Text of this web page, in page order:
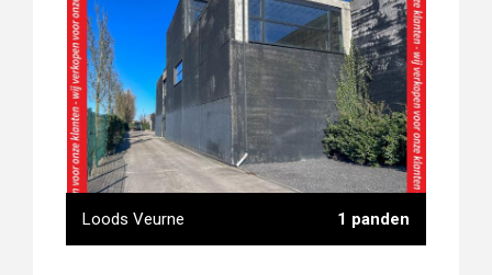
appartement Gistel
Loods Veurne 1 panden